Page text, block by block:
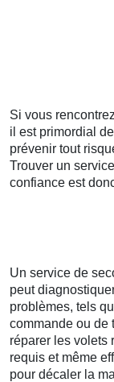
Si vous
il est primordial
prévenir tout
Trouver un
confiance est
Un service de
peut
problèmes, tels
commande ou de
réparer les volets
requis et même
pour décaler la